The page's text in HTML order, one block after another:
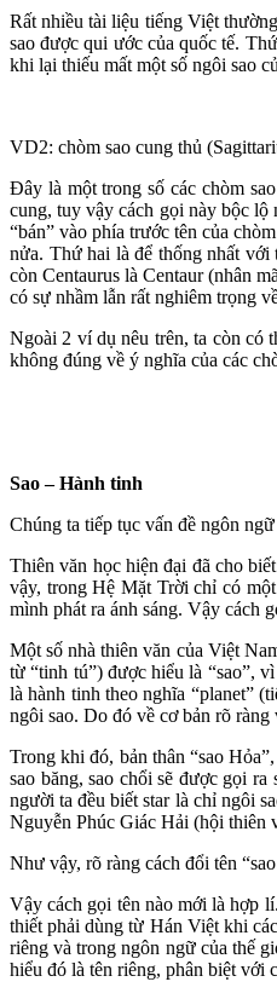
Rất nhiều tài liệu tiếng Việt
sao được qui ước của quốc tế.
khi lại thiếu mất một số ngôi sao
VD2: chòm sao cung thủ
Đây là một trong số các chòm
cung, tuy vậy cách gọi này bộc lộ
“bán” vào phía trước tên của
nửa. Thứ hai là để thống nhất với
còn Centaurus là Centaur (nhân
có sự nhầm lẫn rất nghiêm trọng
Ngoài 2 ví dụ nêu trên, ta còn có
không đúng về ý nghĩa của các
Sao – Hành tinh
Chúng ta tiếp tục vấn đề ngôn
Thiên văn học hiện đại đã cho
vậy, trong Hệ Mặt Trời chỉ có
mình phát ra ánh sáng. Vậy cách
Một số nhà thiên văn của Việt
từ “tinh tú”) được hiểu là “sao”,
là hành tinh theo nghĩa “planet”
ngôi sao. Do đó về cơ bản rõ
Trong khi đó, bản thân “sao
sao băng, sao chổi sẽ được gọi
người ta đều biết star là chỉ ngôi
Nguyễn Phúc Giác Hải (hội thiên
Như vậy, rõ ràng cách đổi tên
Vậy cách gọi tên nào mới là hợp
thiết phải dùng từ Hán Việt khi
riêng và trong ngôn ngữ của thế
hiểu đó là tên riêng, phân biệt với